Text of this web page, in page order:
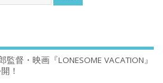
督・映画『LONESOME VACATION』
！